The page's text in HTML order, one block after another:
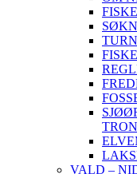
VALD –